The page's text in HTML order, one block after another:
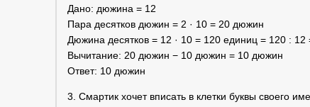
Дано: дюжина = 12
Пара десятков дюжин = 2 · 10 = 20 дюжин
Дюжина десятков = 12 · 10 = 120 единиц = 120 :
Вычитание: 20 дюжин − 10 дюжин = 10 дюжин
Ответ: 10 дюжин
3. Смартик хочет вписать в клетки буквы своего